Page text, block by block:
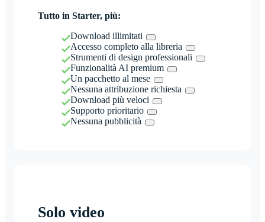
Tutto in Starter, più:
Download illimitati
Accesso completo alla libreria
Strumenti di design professionali
Funzionalità AI premium
Un pacchetto al mese
Nessuna attribuzione richiesta
Download più veloci
Supporto prioritario
Nessuna pubblicità
Solo video